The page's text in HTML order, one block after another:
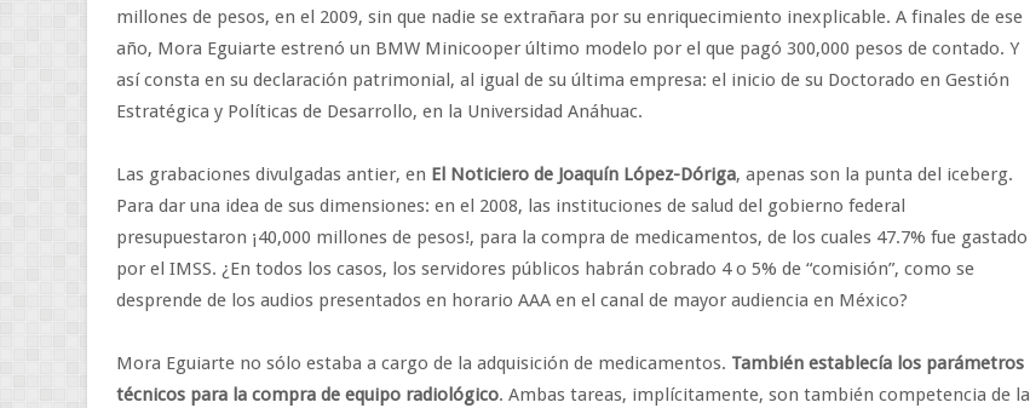
millones de pesos, en el 2009, sin que nadie se extrañara por su enriquecimiento inexplicable. A finales de ese
año, Mora Eguiarte estrenó un BMW Minicooper último modelo por el que pagó 300,000 pesos de contado. Y
así consta en su declaración patrimonial, al igual de su última empresa: el inicio de su Doctorado en Gestión
Estratégica y Políticas de Desarrollo, en la Universidad Anáhuac.
Las grabaciones divulgadas antier, en El Noticiero de Joaquín López-Dóriga, apenas son la punta del iceberg.
Para dar una idea de sus dimensiones: en el 2008, las instituciones de salud del gobierno federal
presupuestaron ¡40,000 millones de pesos!, para la compra de medicamentos, de los cuales 47.7% fue gastado
por el IMSS. ¿En todos los casos, los servidores públicos habrán cobrado 4 o 5% de “comisión”, como se
desprende de los audios presentados en horario AAA en el canal de mayor audiencia en México?
Mora Eguiarte no sólo estaba a cargo de la adquisición de medicamentos. También establecía los parámetros
técnicos para la compra de equipo radiológico. Ambas tareas, implícitamente, son también competencia de la